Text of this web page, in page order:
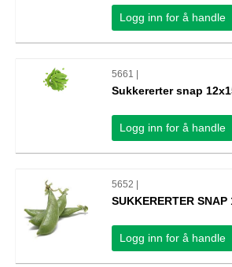
Logg inn for å handle
5661 |
Sukkererter snap
Logg inn for å handle
5652 |
SUKKERERTER SNAP
Logg inn for å handle